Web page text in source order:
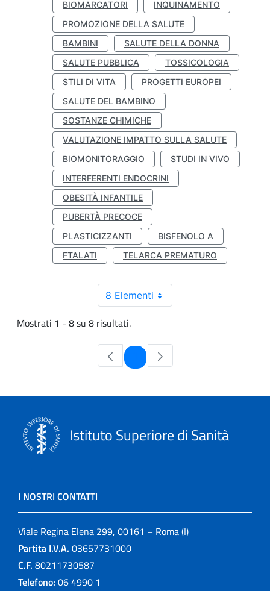
BIOMARCATORI
INQUINAMENTO
PROMOZIONE DELLA SALUTE
BAMBINI
SALUTE DELLA DONNA
SALUTE PUBBLICA
TOSSICOLOGIA
STILI DI VITA
PROGETTI EUROPEI
SALUTE DEL BAMBINO
SOSTANZE CHIMICHE
VALUTAZIONE IMPATTO SULLA SALUTE
BIOMONITORAGGIO
STUDI IN VIVO
INTERFERENTI ENDOCRINI
OBESITÀ INFANTILE
PUBERTÀ PRECOCE
PLASTICIZZANTI
BISFENOLO A
FTALATI
TELARCA PREMATURO
8 Elementi
Mostrati 1 - 8 su 8 risultati.
Pagina
Istituto Superiore di Sanità
I NOSTRI CONTATTI
Viale Regina Elena 299, 00161 – Roma (I)
Partita I.V.A. 03657731000
C.F. 80211730587
Telefono: 06 4990 1